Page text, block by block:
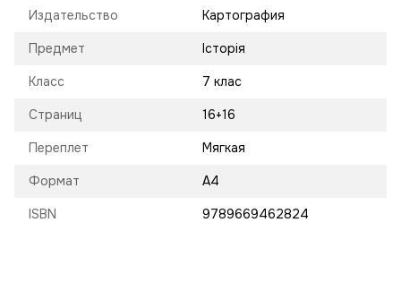
Издательство Картография
Предмет Історія
Класс 7 клас
Страниц 16+16
Переплет Мягкая
Формат A4
ISBN 9789669462824